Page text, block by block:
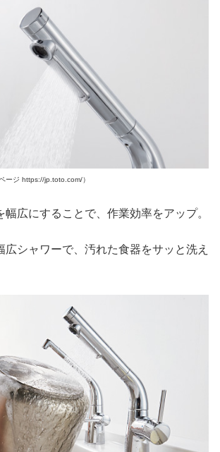
ージ https://jp.toto.com/）
幅広にすることで、作業効率をアップ。
広シャワーで、汚れた食器をサッと洗え